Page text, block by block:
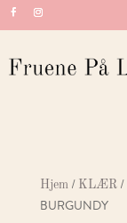
Hjem/ KLÆR/
BURGUNDY